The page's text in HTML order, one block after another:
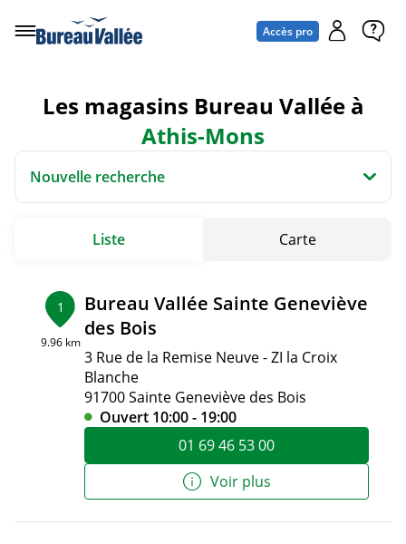
Accès pro
Les magasins Bureau Vallée à
Athis-Mons
Nouvelle recherche
Liste Carte
1
9.96 km
Bureau Vallée Sainte Geneviève
des Bois
3 Rue de la Remise Neuve - ZI la Croix
Blanche
91700 Sainte Geneviève des Bois
Ouvert 10:00 - 19:00
01 69 46 53 00
Voir plus